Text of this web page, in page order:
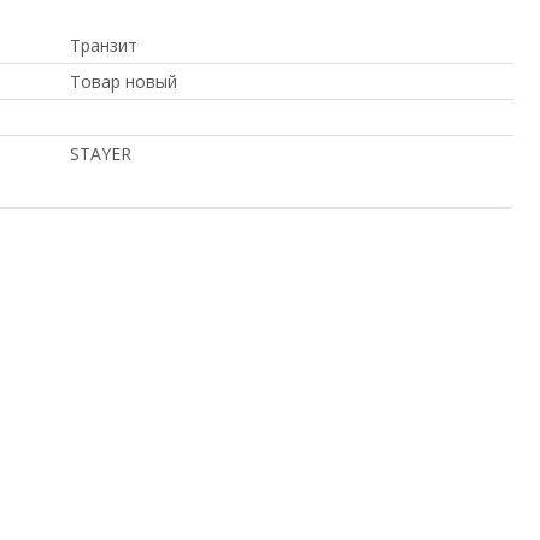
Транзит
Товар новый
STAYER